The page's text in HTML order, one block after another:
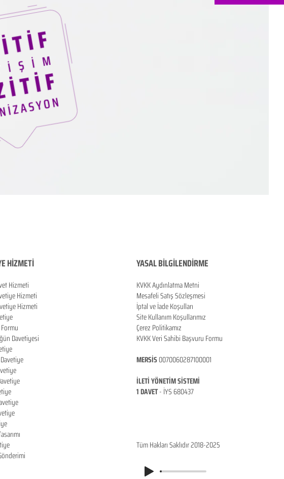
HİZMETİ
Hizmeti
Hizmeti
Hizmeti
Davetiyesi
YASAL BİLGİLENDİRME
KVKK Aydınlatma Metni
Mesafeli Satış Sözleşmesi
İptal ve İade Koşulları
Site Kullanım Koşullarımız
Çerez Politikamız
KVKK Veri Sahibi Başvuru Formu
MERSİS0070060287100001
İLETİ YÖNETİM SİSTEMİ
1 DAVET- İYS 680437
Tüm Hakları Saklıdır 2018-2025